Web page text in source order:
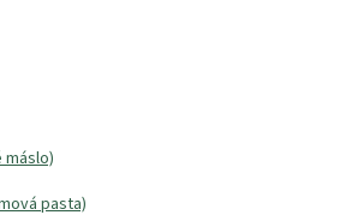
pasta)